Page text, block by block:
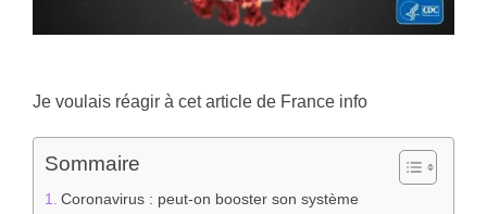
Je voulais réagir à cet article de France info
Sommaire
Coronavirus : peut-on booster son système